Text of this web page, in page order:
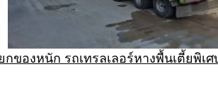
ของหนัก รถเทรลเลอร์หางพื้นเตี้ยพิเศ